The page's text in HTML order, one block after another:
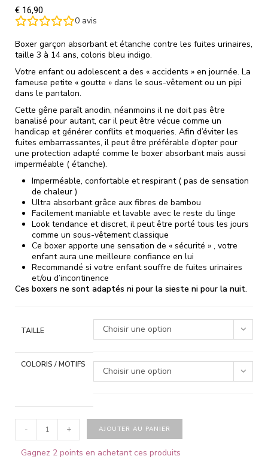
€ 16,90
0 avis
Boxer garçon absorbant et étanche contre les fuites urinaires,
taille 3 à 14 ans, coloris bleu indigo.
Votre enfant ou adolescent a des « accidents » en journée. La
fameuse petite « goutte » dans le sous-vêtement ou un pipi
dans le pantalon.
Cette gêne paraît anodin, néanmoins il ne doit pas être
banalisé pour autant, car il peut être vécue comme un
handicap et générer conflits et moqueries. Afin d’éviter les
fuites embarrassantes, il peut être préférable d’opter pour
une protection adapté comme le boxer absorbant mais aussi
imperméable ( étanche).
Imperméable, confortable et respirant ( pas de sensation
de chaleur )
Ultra absorbant grâce aux fibres de bambou
Facilement maniable et lavable avec le reste du linge
Look tendance et discret, il peut être porté tous les jours
comme un sous-vêtement classique
Ce boxer apporte une sensation de « sécurité » , votre
enfant aura une meilleure confiance en lui
Recommandé si votre enfant souffre de fuites urinaires
et/ou d’incontinence
Ces boxers ne sont adaptés ni pour la sieste ni pour la nuit.
TAILLE Choisir une option
COLORIS / MOTIFS
Choisir une option
- + AJOUTER AU PANIER
Gagnez 2 points en achetant ces produits